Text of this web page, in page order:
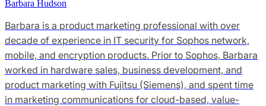
Barbara Hudson
Barbara is a product marketing professional with over
decade of experience in IT security for Sophos network,
mobile, and encryption products. Prior to Sophos, Barbara
worked in hardware sales, business development, and
product marketing with Fujitsu (Siemens), and spent time
in marketing communications for cloud-based, value-